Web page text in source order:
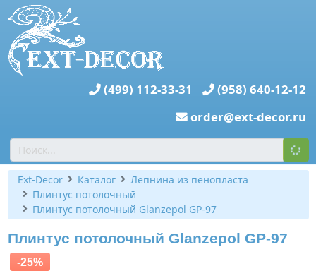
(499) 112-33-31
(958) 640-12-12
order@ext-decor.ru
Ext-Decor Каталог
Лепнина из пенопласта
Плинтус потолочный
Плинтус потолочный Glanzepol GP-97
Плинтус потолочный Glanzepol GP-97
-25%